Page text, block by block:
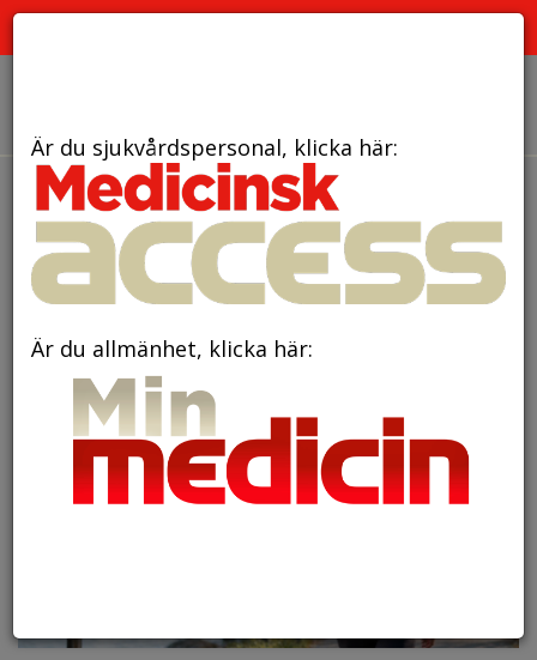
den 6 maj 2026
Ökat intresse för
medicintekniska alternativ –
dansk överläkare lyfter
viktstabilisering
Är du sjukvårdspersonal, klicka här:
Är du allmänhet, klicka här: